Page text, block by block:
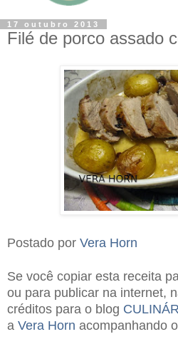
17 outubro 2013
Filé de porco assado
Postado por Vera Horn
Se você copiar esta receita
ou para publicar na internet,
créditos para o blog
a Vera Horn acompanhando